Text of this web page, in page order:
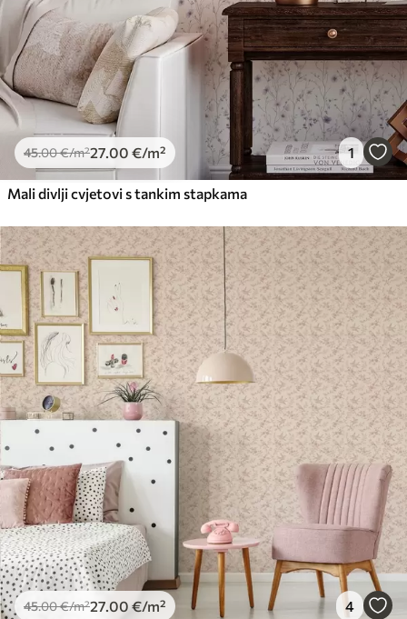
45.00€/m²27.00 €/m² 1
Mali divlji cvjetovi s tankim stapkama
45.00€/m²27.00 €/m² 4